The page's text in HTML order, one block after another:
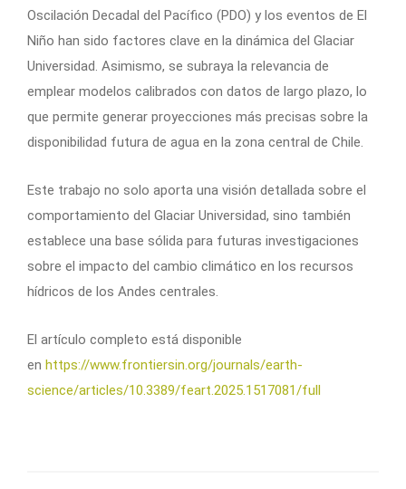
Oscilación Decadal del Pacífico (PDO) y los eventos de El
Niño han sido factores clave en la dinámica del Glaciar
Universidad. Asimismo, se subraya la relevancia de
emplear modelos calibrados con datos de largo plazo, lo
que permite generar proyecciones más precisas sobre la
disponibilidad futura de agua en la zona central de Chile.
Este trabajo no solo aporta una visión detallada sobre el
comportamiento del Glaciar Universidad, sino también
establece una base sólida para futuras investigaciones
sobre el impacto del cambio climático en los recursos
hídricos de los Andes centrales.
El artículo completo está disponible
en https://www.frontiersin.org/journals/earth-
science/articles/10.3389/feart.2025.1517081/full